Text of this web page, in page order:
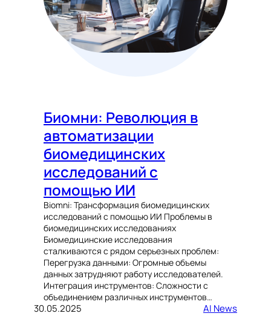
Биомни: Революция в
автоматизации
биомедицинских
исследований с
помощью ИИ
Biomni: Трансформация биомедицинских
исследований с помощью ИИ Проблемы в
биомедицинских исследованиях
Биомедицинские исследования
сталкиваются с рядом серьезных проблем:
Перегрузка данными: Огромные объемы
данных затрудняют работу исследователей.
Интеграция инструментов: Сложности с
объединением различных инструментов…
30.05.2025 AI News